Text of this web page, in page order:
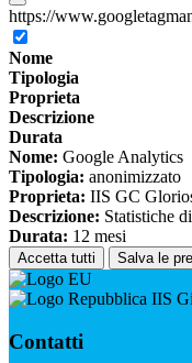
https://
Nome
Tipologia
Proprieta
Descrizione
Durata
Nome: Google Analytics
Tipologia: anonimizzato
Proprieta: IIS GC
Descrizione: Statistiche
Durata: 12 mesi
Accetta tutti Salva le
IIS
Contatti